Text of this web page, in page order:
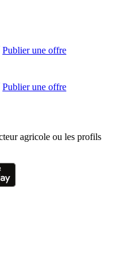
Publier une offre
Publier une offre
agricole ou les profils